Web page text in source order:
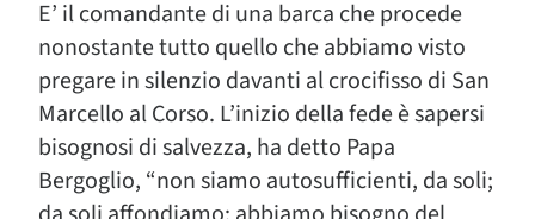
E’ il comandante di una barca che procede
nonostante tutto quello che abbiamo visto
pregare in silenzio davanti al crocifisso di San
Marcello al Corso. L’inizio della fede è sapersi
bisognosi di salvezza, ha detto Papa
Bergoglio, “non siamo autosufficienti, da soli;